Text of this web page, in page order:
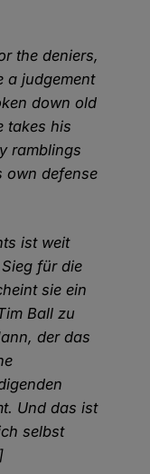
the deniers,
a judgement
down old
takes his
ramblings
own defense
ist weit
für die
sie ein
Ball zu
der das
Und das ist
selbst